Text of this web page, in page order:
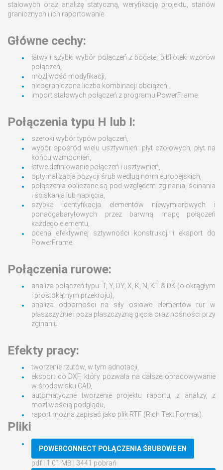
stalowych oraz analizę statyczną, weryfikację projektu, stanów
granicznych i ich raportowanie.
Główne cechy:
łatwy i szybki wybór połączeń z bogatej biblioteki wzorów
połączeń,
możliwość modyfikacji,
nieograniczona liczba kombinacji obciążeń,
import stalowych połączeń z programu PowerFrame.
Połączenia typu H lub I:
szeroki wybór typów połączeń,
wybór spośród wielu usztywnień: płyt czołowych, płyt na
końcu wzmocnień,
łatwe definiowanie połączeń i usztywnień,
optymalizacja pozycji śrub według norm europejskich,
połączenia obliczane są pod względem: zginania, ścinania
i ściskania lub napięcia,
szybka identyfikacja elementów niewymiarowych i
ponadgabarytowych przez barwną mapę połączeń
każdego elementu,
ocena efektywnej sztywności konstrukcji i eksport do
PowerFrame.
Połączenia rurowe:
analiza połączeń typu: T, Y, DY, X, K, N, KT & DK (o okrągłym
i prostokątnym przekroju),
analiza odporności na siły osiowe elementów rur w
płaszczyźnie i poza płaszczyzną gięcia oraz nośności przy
zginaniu.
Efekty pracy:
tworzenie rzutów, w tym adnotacji,
eksport do DXF, który pozwala na dalsze opracowywanie
w środowisku CAD,
automatyczne tworzenie projektu raportu, z analizy, z
możliwością podglądu,
raport można zapisać jako plik RTF (Rich Text Format).
Pliki
POWERCONNECT POŁĄCZENIA ŚRUBOWE EN
pdf | 1.01 MB | 3441 pobrań